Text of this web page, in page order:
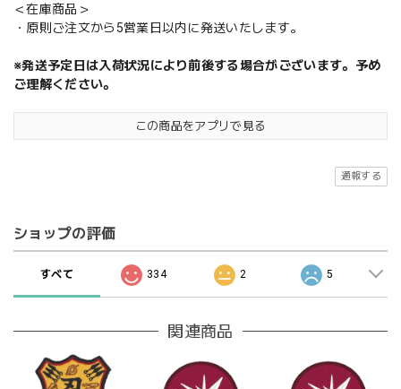
＜在庫商品＞
・原則ご注文から5営業日以内に発送いたします。
※発送予定日は入荷状況により前後する場合がございます。予め
ご理解ください。
この商品をアプリで見る
通報する
ショップの評価
すべて 334 2 5
関連商品